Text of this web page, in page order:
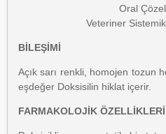
Oral
Veteriner
BİLEŞİMİ
Açık sarı renkli, homojen tozun
eşdeğer Doksisilin hiklat içerir.
FARMAKOLOJİK ÖZELLİKLERİ